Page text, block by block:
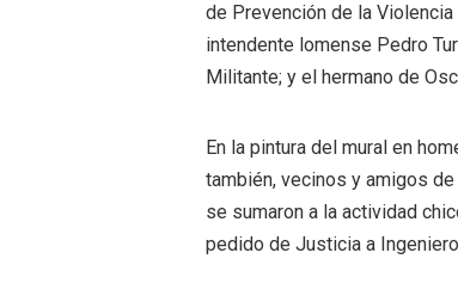
de Prevención de la
intendente lomense Pedro
Militante; y el hermano de
En la pintura del mural en
también, vecinos y amigos
se sumaron a la actividad
pedido de Justicia a